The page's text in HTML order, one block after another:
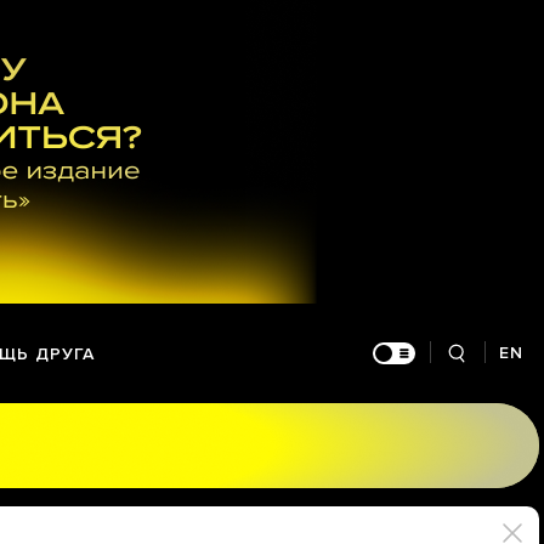
ДРУГА EN